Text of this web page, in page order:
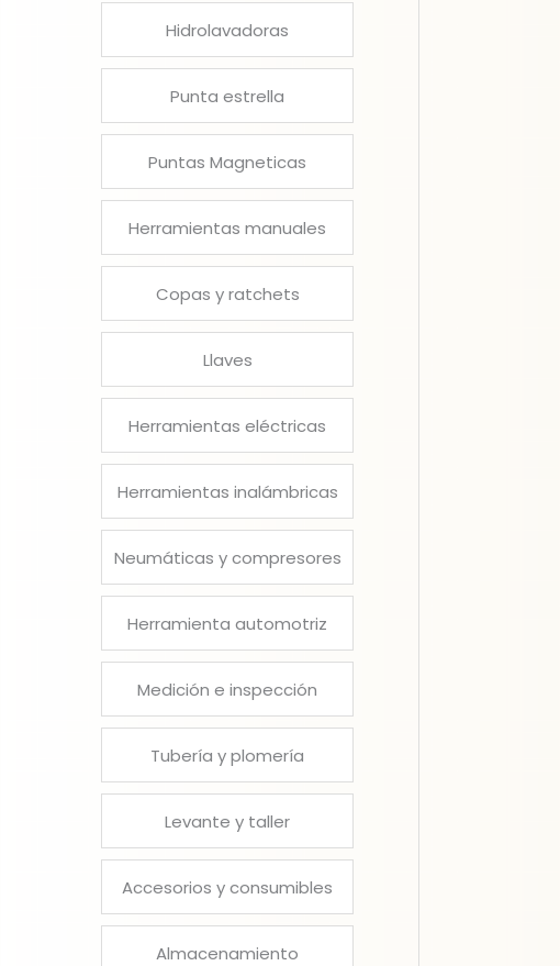
Hidrolavadoras
Punta estrella
Puntas Magneticas
Herramientas manuales
Copas y ratchets
Llaves
Herramientas eléctricas
Herramientas inalámbricas
Neumáticas y compresores
Herramienta automotriz
Medición e inspección
Tubería y plomería
Levante y taller
Accesorios y consumibles
Almacenamiento